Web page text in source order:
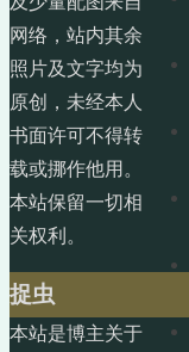
网络，站内其余
照片及文字均为
原创，未经本人
书面许可不得转
载或挪作他用。
本站保留一切相
关权利。
捉虫
本站是博主关于